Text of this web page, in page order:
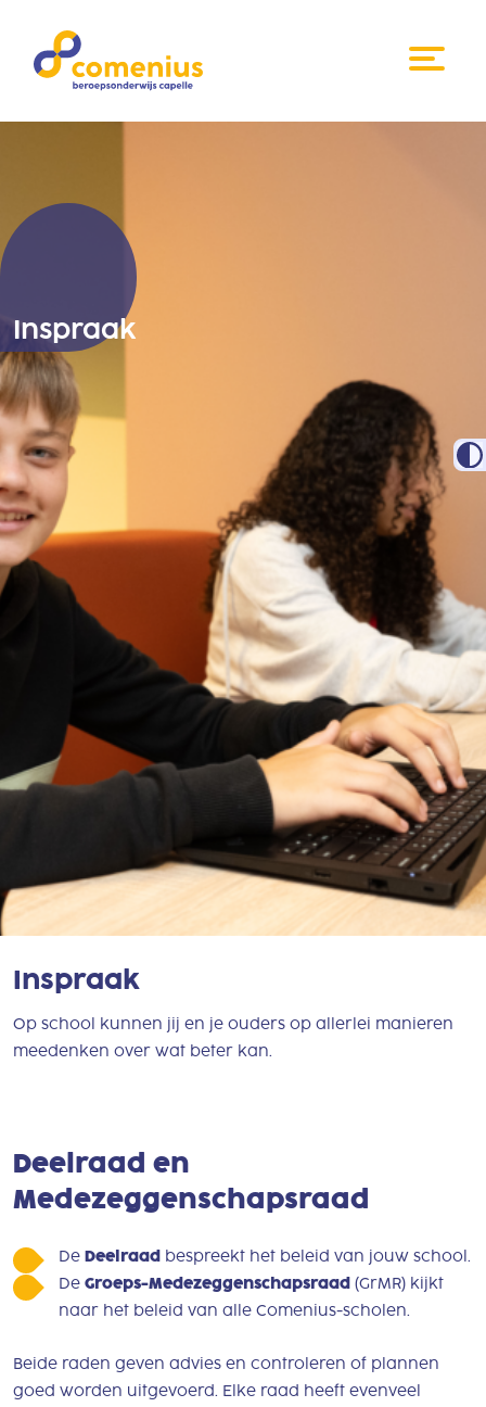
Inspraak
Inspraak
Op school kunnen jij en je ouders op allerlei manieren
meedenken over wat beter kan.
Deelraad en
Medezeggenschapsraad
De Deelraad bespreekt het beleid van jouw school.
De Groeps-Medezeggenschapsraad (GrMR) kijkt
naar het beleid van alle Comenius-scholen.
Beide raden geven advies en controleren of plannen
goed worden uitgevoerd. Elke raad heeft evenveel